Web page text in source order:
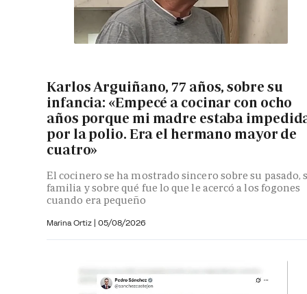
Karlos Arguiñano, 77 años, sobre su
infancia: «Empecé a cocinar con ocho
años porque mi madre estaba
por la polio. Era el hermano mayor de
cuatro»
El cocinero se ha mostrado sincero sobre su pasado,
familia y sobre qué fue lo que le acercó a los fogones
cuando era pequeño
Marina Ortiz | 05/08/2026